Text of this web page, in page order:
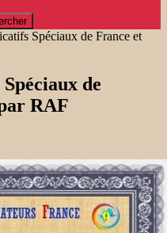
Spéciaux de France et
de
RAF